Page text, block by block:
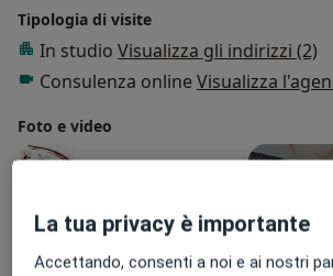
Tipologia di visite
In studio Visualizza gli indirizzi (2)
Consulenza online Visualizza
Foto e video
La tua privacy è importante
Accettando, consenti a noi e ai nostri